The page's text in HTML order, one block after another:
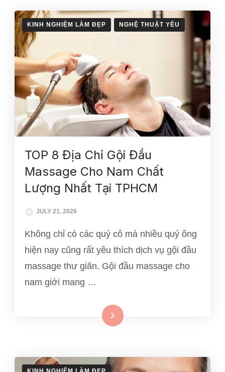
KINH NGHIỆM LÀM ĐẸP NGHỆ THUẬT YÊU
TOP 8 Địa Chỉ Gội Đầu
Massage Cho Nam Chất
Lượng Nhất Tại TPHCM
JULY 21, 2026
Không chỉ có các quý cô mà nhiều quý ông
hiện nay cũng rất yêu thích dịch vụ gội đầu
massage thư giãn. Gội đầu massage cho
nam giới mang …
Xem thêm